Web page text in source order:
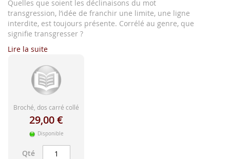
Quelles que soient les déclinaisons du mot
transgression, l’idée de franchir une limite, une ligne
interdite, est toujours présente. Corrélé au genre, que
signifie transgresser ?
Lire la suite
Broché, dos carré collé
29,00 €
Disponible
Qté